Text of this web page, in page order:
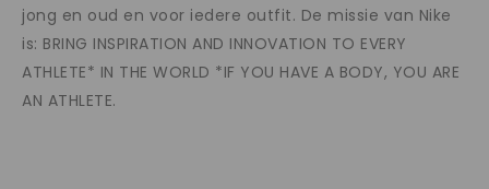
jong en oud en voor iedere outfit. De missie van Nike
is: BRING INSPIRATION AND INNOVATION TO EVERY
ATHLETE* IN THE WORLD *IF YOU HAVE A BODY, YOU ARE
AN ATHLETE.